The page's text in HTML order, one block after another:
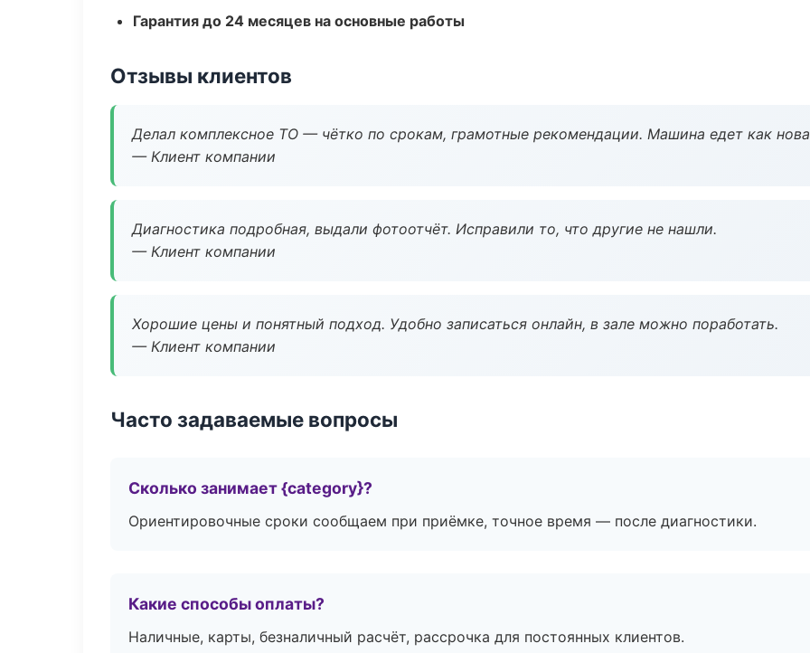
Гарантия до 24 месяцев на основные работы
Отзывы клиентов
Делал комплексное ТО — чётко по срокам, грамотные рекомендации. Машина едет как
— Клиент компании
Диагностика подробная, выдали фотоотчёт. Исправили то, что другие не нашли.
— Клиент компании
Хорошие цены и понятный подход. Удобно записаться онлайн, в зале можно поработать.
— Клиент компании
Часто задаваемые вопросы
Сколько занимает {category}?
Ориентировочные сроки сообщаем при приёмке, точное время — после диагностики.
Какие способы оплаты?
Наличные, карты, безналичный расчёт, рассрочка для постоянных клиентов.